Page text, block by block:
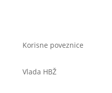
Korisne poveznice
Vlada HBŽ